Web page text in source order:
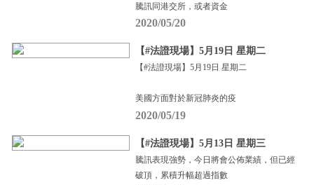
騰訊同港交所，或者資金
2020/05/20
【#法證現場】5月19日 星期二
【#法證現場】5月19日 星期二
美國方面對於新冠肺炎的疫
2020/05/19
【#法證現場】5月13日 星期三
騰訊表現強勢，今日將會公佈業績，但已經
破頂，累積升幅超過指數